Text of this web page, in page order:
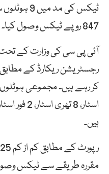
847 روپے ٹیکس وصول کیا۔
آئی پی سی کی وزارت کے
ہیں۔
مقررہ طریقے سے ٹیکس